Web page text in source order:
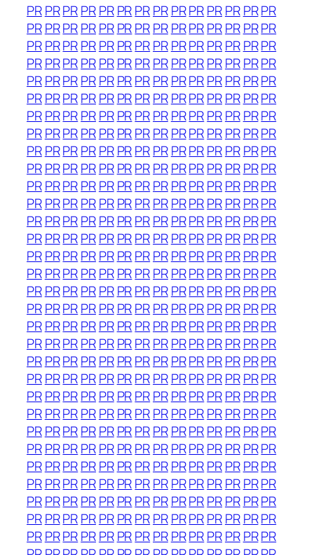
PRPRPRPRPR PRPRPRPRPRPRPR PRPR
PRPRPRPRPR PRPRPRPRPRPRPR PRPR
PRPRPRPRPR PRPRPRPRPRPRPR PRPR
PRPRPRPRPR PRPRPRPRPRPRPR PRPR
PRPRPRPRPR PRPRPRPRPRPRPR PRPR
PRPRPRPRPR PRPRPRPRPRPRPR PRPR
PRPRPRPRPR PRPRPRPRPRPRPR PRPR
PRPRPRPRPR PRPRPRPRPRPRPR PRPR
PRPRPRPRPR PRPRPRPRPRPRPR PRPR
PRPRPRPRPR PRPRPRPRPRPRPR PRPR
PRPRPRPRPR PRPRPRPRPRPRPR PRPR
PRPRPRPRPR PRPRPRPRPRPRPR PRPR
PRPRPRPRPR PRPRPRPRPRPRPR PRPR
PRPRPRPRPR PRPRPRPRPRPRPR PRPR
PRPRPRPRPR PRPRPRPRPRPRPR PRPR
PRPRPRPRPR PRPRPRPRPRPRPR PRPR
PRPRPRPRPR PRPRPRPRPRPRPR PRPR
PRPRPRPRPR PRPRPRPRPRPRPR PRPR
PRPRPRPRPR PRPRPRPRPRPRPR PRPR
PRPRPRPRPR PRPRPRPRPRPRPR PRPR
PRPRPRPRPR PRPRPRPRPRPRPR PRPR
PRPRPRPRPR PRPRPRPRPRPRPR PRPR
PRPRPRPRPR PRPRPRPRPRPRPR PRPR
PRPRPRPRPR PRPRPRPRPRPRPR PRPR
PRPRPRPRPR PRPRPRPRPRPRPR PRPR
PRPRPRPRPR PRPRPRPRPRPRPR PRPR
PRPRPRPRPR PRPRPRPRPRPRPR PRPR
PRPRPRPRPR PRPRPRPRPRPRPR PRPR
PRPRPRPRPR PRPRPRPRPRPRPR PRPR
PRPRPRPRPR PRPRPRPRPRPRPR PRPR
PRPRPRPRPR PRPRPRPRPRPRPR PRPR